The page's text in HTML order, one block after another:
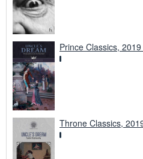
Prince Classics,
Throne Classics,